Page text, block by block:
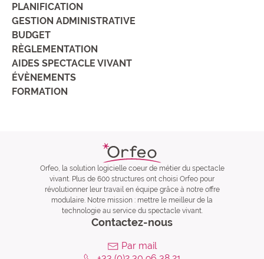
PLANIFICATION
GESTION ADMINISTRATIVE
BUDGET
RÈGLEMENTATION
AIDES SPECTACLE VIVANT
ÉVÈNEMENTS
FORMATION
Orfeo, la solution logicielle coeur de métier du spectacle
vivant. Plus de 600 structures ont choisi Orfeo pour
révolutionner leur travail en équipe grâce à notre offre
modulaire. Notre mission : mettre le meilleur de la
technologie au service du spectacle vivant.
Contactez-nous
Par mail